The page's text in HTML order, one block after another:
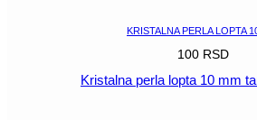
KRISTALNA PERLA LOPTA
100 RSD
Kristalna perla lopta 10 mm